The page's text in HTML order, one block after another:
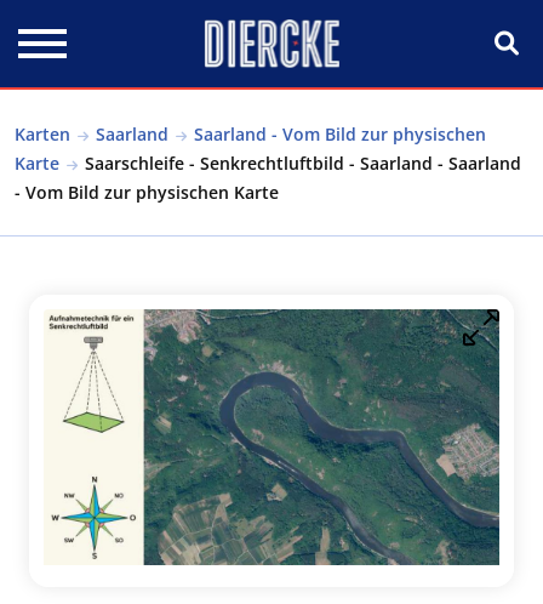
Karten Saarland
Saarland - Vom Bild zur physischen
Karte
Saarschleife - Senkrechtluftbild - Saarland - Saarland
- Vom Bild zur physischen Karte